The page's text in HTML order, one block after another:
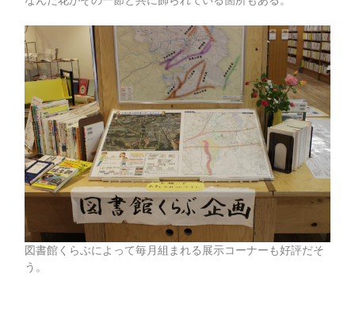
図書館くらぶによって毎月組まれる展示コーナーも好評だそ
う。